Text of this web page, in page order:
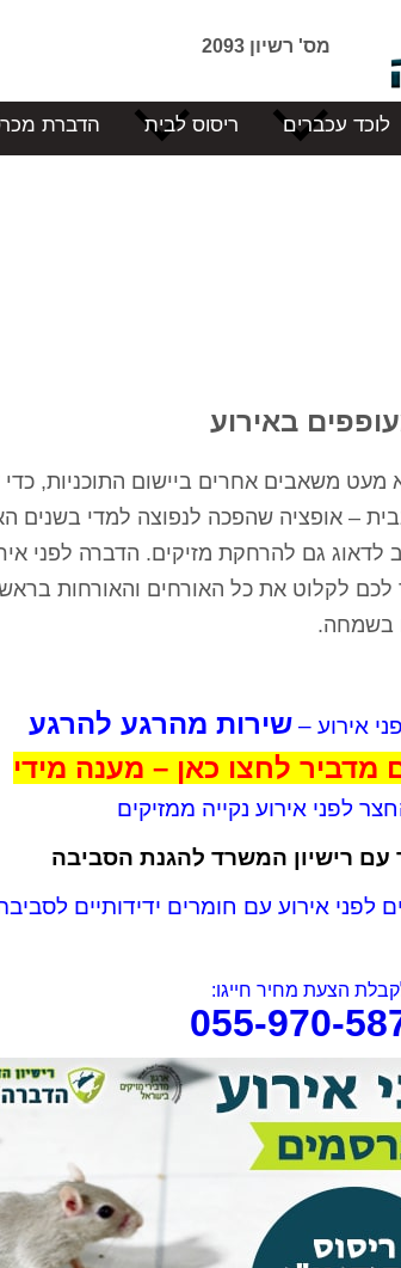
מס' רשיון 2093
לוכד עכברים ריסוס לבית הדברת
באירוע
מעט משאבים אחרים ביישום התוכניות,
– אופציה שהפכה לנפוצה למדי בשנים
גם להרחקת מזיקים. הדברה לפני
לקלוט את כל האורחים והאורחות
בשמחה.
אירוע – שירות מהרגע להרגע
מדביר לחצו כאן – מענה מידי
לפני אירוע נקייה ממזיקים
עם רישיון המשרד להגנת הסביבה
לפני אירוע עם חומרים ידידותיים
הצעת מחיר חייגו:
055-970-
Liat Shavit Grievink